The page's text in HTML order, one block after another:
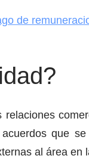
de
que
al área en